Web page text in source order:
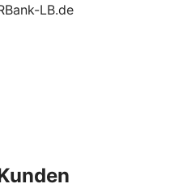
LB.de